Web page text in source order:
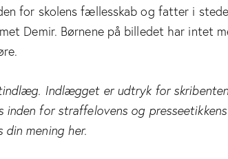
for skolens fællesskab og fatter i
Demir. Børnene på billedet har intet
Indlægget er udtryk for
inden for straffelovens og
din mening her.